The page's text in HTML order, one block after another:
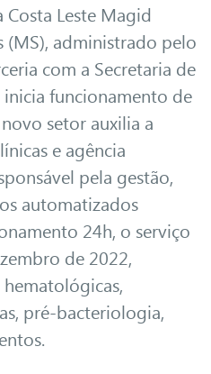
Leste Magid
(MS), administrado pelo
com a Secretaria de
inicia funcionamento de
setor auxilia a
e agência
pela gestão,
automatizados
24h, o serviço
de 2022,
pré-bacteriologia,